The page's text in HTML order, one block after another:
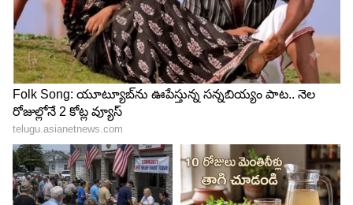
విశ్లేషణః
ఇటీవల రా అండ్‌ రస్టిక్‌, రగ్గుడ్‌, మాస్‌ యాక్షన్‌, దైవత్వంతో
కూడిన సినిమాలకు మంచి ఆదరణ దక్కుతుంది.
అమ్మవారు, దేవుడు వంటి ఎలిమెంట్లకి జనం బ్రహ్మరథం
పడుతున్నారు. మైథలాజికల్‌ టచ్‌ ఉంటే చాలు సినిమా హిట్టే
అనేలా మారిపోయింది. `కాంతార`, `పొలిమెర` ఆ కోవకి
చెందిన సినిమాలనే విషయం తెలిసిందే. తాజాగా `జాతర`
సినిమా కూడా అలాంటి అంశాల మేళవింపుతోనే